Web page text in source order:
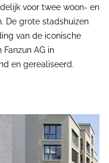
voor twee woon- en
De grote stadshuizen
van de iconische
AG in
en gerealiseerd.